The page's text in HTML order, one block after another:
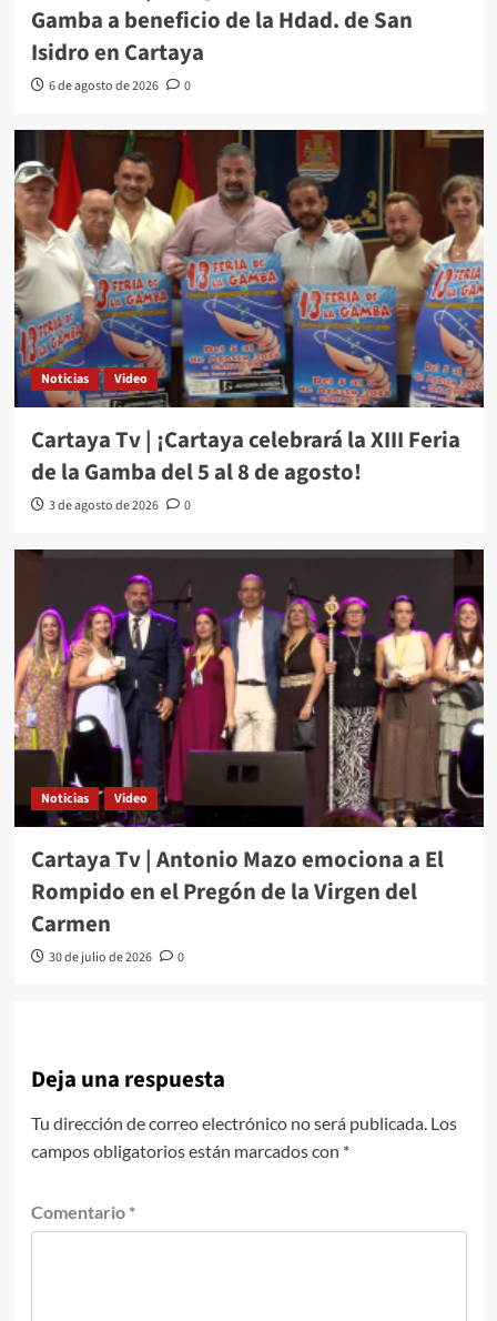
Gamba a beneficio de la Hdad. de San
Isidro en Cartaya
6 de agosto de 2026 0
Noticias Video
Cartaya Tv | ¡Cartaya celebrará la XIII Feria
de la Gamba del 5 al 8 de agosto!
3 de agosto de 2026 0
Noticias Video
Cartaya Tv | Antonio Mazo emociona a El
Rompido en el Pregón de la Virgen del
Carmen
30 de julio de 2026 0
Deja una respuesta
Tu dirección de correo electrónico no será publicada. Los
campos obligatorios están marcados con *
Comentario *